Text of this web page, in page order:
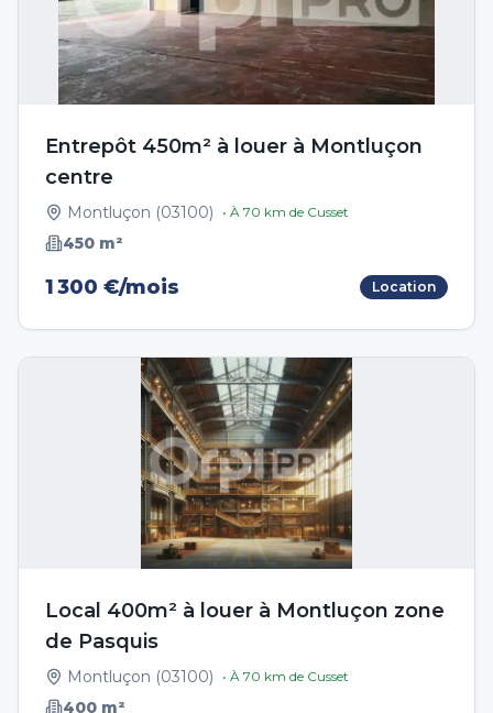
Entrepôt 450m² à louer à Montluçon
centre
Montluçon (03100) • À 70 km de Cusset
450 m²
1 300 €/mois Location
Local 400m² à louer à Montluçon zone
de Pasquis
Montluçon (03100) • À 70 km de Cusset
400 m²